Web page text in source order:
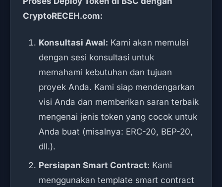
CryptoRECEH.com:
Konsultasi Awal: Kami akan memulai
dengan sesi konsultasi untuk
memahami kebutuhan dan tujuan
proyek Anda. Kami siap mendengarkan
visi Anda dan memberikan saran terbaik
mengenai jenis token yang cocok untuk
Anda buat (misalnya: ERC-20, BEP-20,
dll.).
Persiapan Smart Contract: Kami
menggunakan template smart contract